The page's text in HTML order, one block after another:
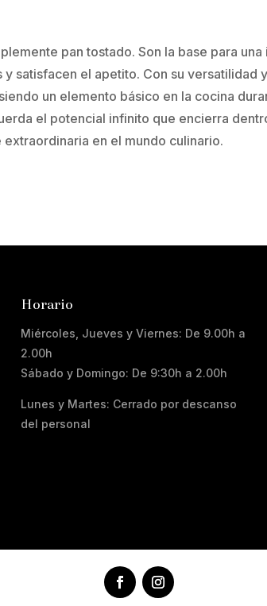
pan tostado. Son la base para
satisfacen el apetito. Con su versatilidad
un elemento básico en la cocina
el potencial infinito que encierra
en el mundo culinario.
Horario
Miércoles, Jueves y Viernes: De 9.00h a
2.00h
Sábado y Domingo: De 9:30h a 2.00h
Lunes y Martes: Cerrado por descanso
del personal